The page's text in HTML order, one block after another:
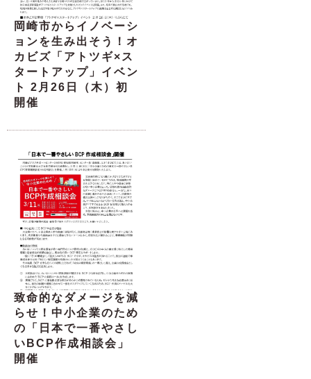
岡崎市からイノベーシ
ョンを生み出そう！オ
カビズ「アトツギ×ス
タートアップ」イベン
ト 2月26日（木）初
開催
致命的なダメージを減
らせ！中小企業のため
の「日本で一番やさし
いBCP作成相談会」
開催